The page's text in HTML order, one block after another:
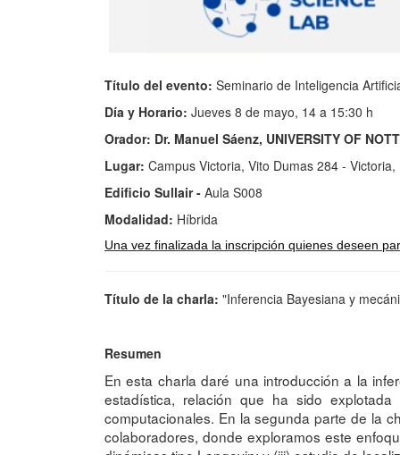
Título del evento: Seminario de Inteligencia
Día y Horario: Jueves 8 de mayo, 14 a 15:30 h
Orador: Dr. Manuel Sáenz, UNIVERSITY OF
Lugar: Campus Victoria, Vito Dumas 284 - Victoria,
Edificio Sullair - Aula S008
Modalidad: Híbrida
Una vez finalizada la inscripción quienes deseen
Título de la charla: "Inferencia Bayesiana y
Resumen
En esta charla daré una introducción a la
estadística, relación que ha sido
computacionales. En la segunda parte de la
colaboradores, donde exploramos este